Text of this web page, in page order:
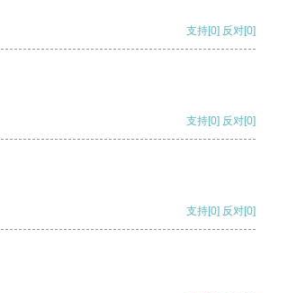
支持[0] 反对[0]
支持[0] 反对[0]
支持[0] 反对[0]